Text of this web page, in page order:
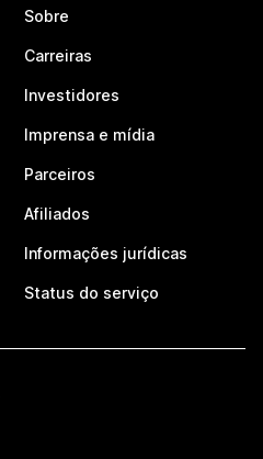
Sobre
Carreiras
Investidores
Imprensa e mídia
Parceiros
Afiliados
Informações jurídicas
Status do serviço